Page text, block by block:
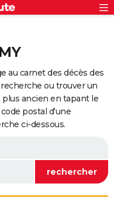
au carnet des décès des
ou trouver un
plus ancien en tapant le
postal d'une
ci-dessous.